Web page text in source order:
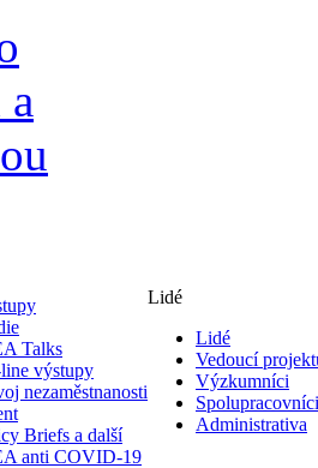
Talks
výstupy
nezaměstnanosti
Briefs a další
anti COVID-19
Lidé
Lidé
Vedoucí
Výzkumníci
Spolupracovníci
Administrativa